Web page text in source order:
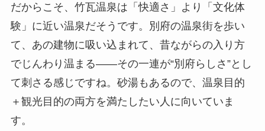
だからこそ、竹瓦温泉は「快適さ」より「文化体
験」に近い温泉だそうです。別府の温泉街を歩い
て、あの建物に吸い込まれて、昔ながらの入り方
でじんわり温まる――その一連が“別府らしさ”とし
て刺さる感じですね。砂湯もあるので、温泉目的
＋観光目的の両方を満たしたい人に向いていま
す。